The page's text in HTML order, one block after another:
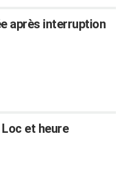
après interruption
Loc et heure